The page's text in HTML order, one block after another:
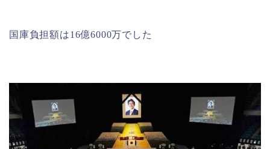
国庫負担額は16億6000万でした